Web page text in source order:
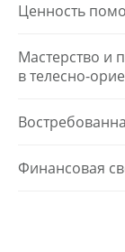
Ценность
Мастерство и
в телесно-
Финансовая